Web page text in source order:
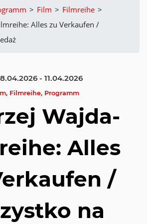
> Film > Filmreihe >
Alles zu Verkaufen /
8.04.2026 - 11.04.2026
, Filmreihe, Programm
Wajda-
Alles
/
na